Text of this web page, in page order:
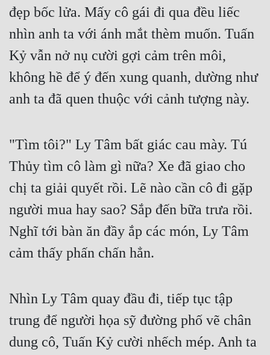
đẹp bốc lửa. Mấy cô gái đi qua đều liếc
nhìn anh ta với ánh mắt thèm muốn. Tuấn
Kỷ vẫn nở nụ cười gợi cảm trên môi,
không hề để ý đến xung quanh, dường như
anh ta đã quen thuộc với cảnh tượng này.
"Tìm tôi?" Ly Tâm bất giác cau mày. Tú
Thủy tìm cô làm gì nữa? Xe đã giao cho
chị ta giải quyết rồi. Lẽ nào cần cô đi gặp
người mua hay sao? Sắp đến bữa trưa rồi.
Nghĩ tới bàn ăn đầy ắp các món, Ly Tâm
cảm thấy phấn chấn hẳn.
Nhìn Ly Tâm quay đầu đi, tiếp tục tập
trung để người họa sỹ đường phố vẽ chân
dung cô, Tuấn Kỷ cười nhếch mép. Anh ta